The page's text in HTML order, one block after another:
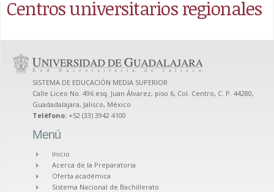
Centros universitarios regionales
SISTEMA DE EDUCACIÓN MEDIA SUPERIOR
Calle Liceo No. 496 esq. Juan Álvarez, piso 6, Col. Centro, C. P. 44280,
Guadadalajara, Jalisco, México
Teléfono: +52 (33) 3942 4100
Menú
Inicio
Acerca de la Preparatoria
Oferta académica
Sistema Nacional de Bachillerato